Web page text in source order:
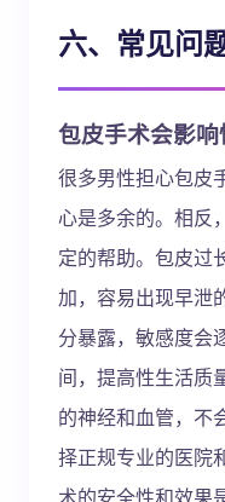
六、常见问
包皮手术会影响
很多男性担心包皮
心是多余的。相反
定的帮助。包皮过
加，容易出现早泄
分暴露，敏感度会
间，提高性生活质
的神经和血管，不
择正规专业的医院